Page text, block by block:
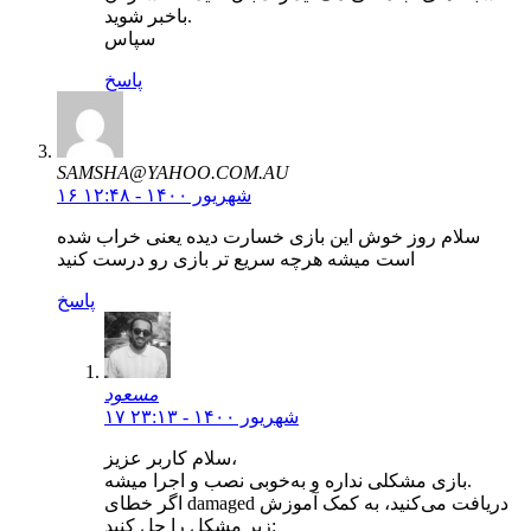
باخبر شوید.
سپاس
پاسخ
SAMSHA@YAHOO.COM.AU
۱۶ شهریور ۱۴۰۰ - ۱۲:۴۸
سلام روز خوش این بازی خسارت دیده یعنی خراب شده
است میشه هرچه سریع تر بازی رو درست کنید
پاسخ
مسعود
۱۷ شهریور ۱۴۰۰ - ۲۳:۱۳
سلام کاربر عزیز،
بازی مشکلی نداره و به‌خوبی نصب و اجرا میشه.
اگر خطای damaged دریافت می‌کنید، به کمک آموزش
زیر مشکل را حل کنید: